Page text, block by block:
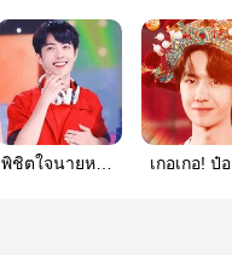
พิชิตใจนายหน้า
เกอเกอ! ป๋